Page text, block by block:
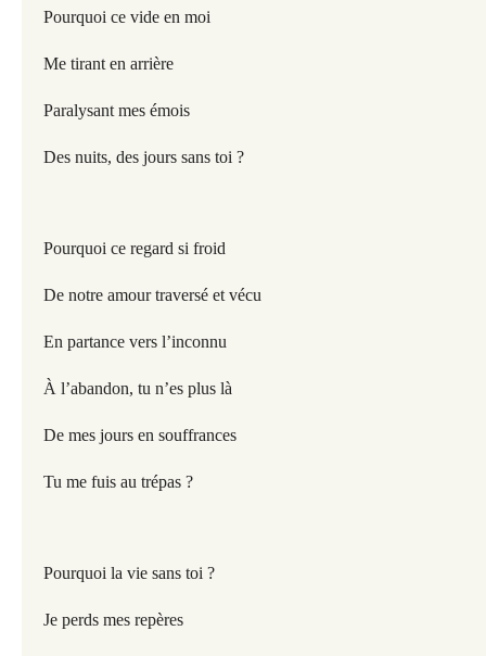
Pourquoi ce vide en moi
Me tirant en arrière
Paralysant mes émois
Des nuits, des jours sans toi ?
Pourquoi ce regard si froid
De notre amour traversé et vécu
En partance vers l’inconnu
À l’abandon, tu n’es plus là
De mes jours en souffrances
Tu me fuis au trépas ?
Pourquoi la vie sans toi ?
Je perds mes repères